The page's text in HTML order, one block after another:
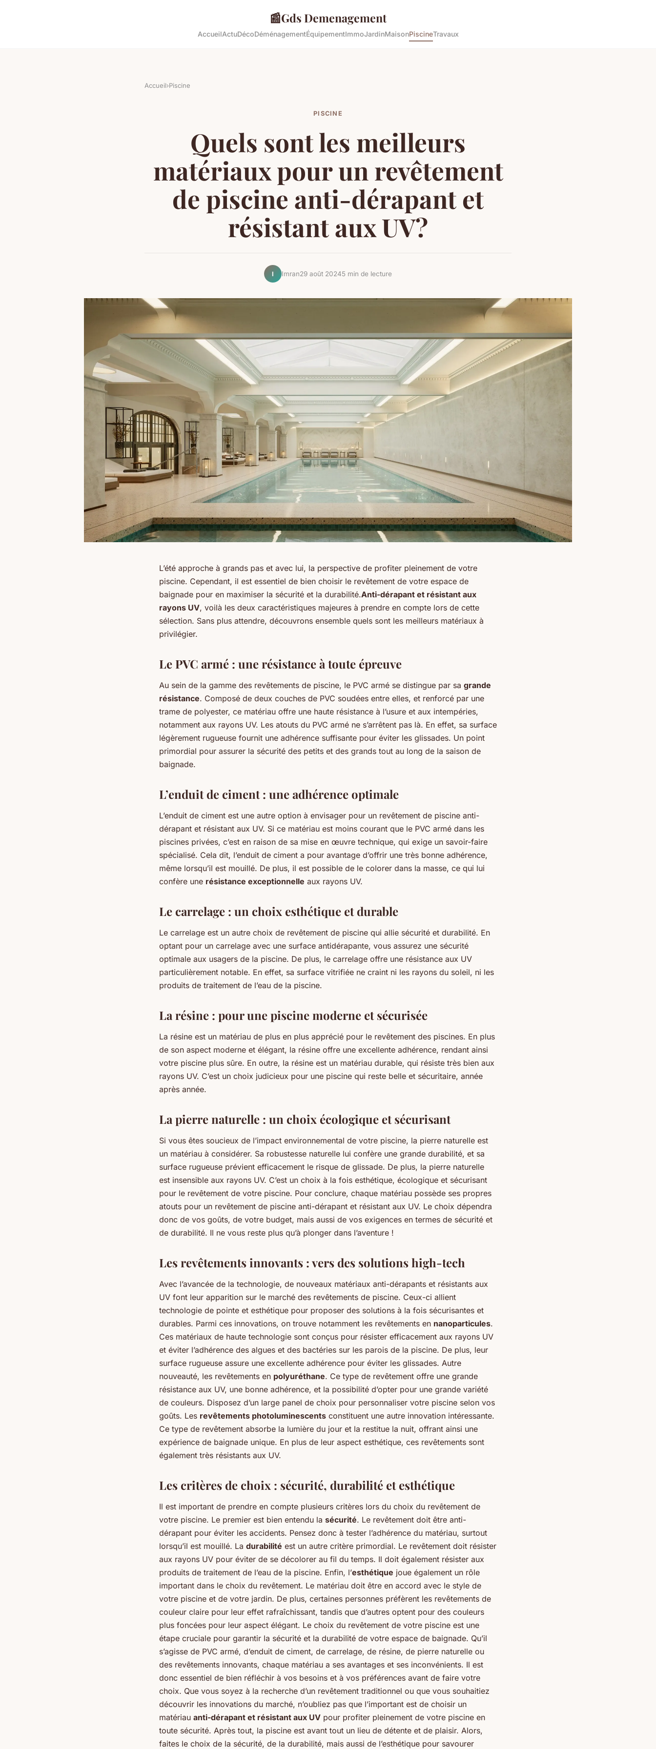
📰Gds Demenagement
AccueilActuDécoDéménagementÉquipementImmoJardinMaisonPiscineTravaux
Accueil›Piscine
PISCINE
Quels sont les meilleurs
matériaux pour un revêtement
de piscine anti-dérapant et
résistant aux UV?
I Imran29 août 20245 min de lecture
L’été approche à grands pas et avec lui, la perspective de profiter pleinement de votre
piscine. Cependant, il est essentiel de bien choisir le revêtement de votre espace de
baignade pour en maximiser la sécurité et la durabilité.Anti-dérapant et résistant aux
rayons UV, voilà les deux caractéristiques majeures à prendre en compte lors de cette
sélection. Sans plus attendre, découvrons ensemble quels sont les meilleurs matériaux à
privilégier.
Le PVC armé : une résistance à toute épreuve
Au sein de la gamme des revêtements de piscine, le PVC armé se distingue par sa grande
résistance. Composé de deux couches de PVC soudées entre elles, et renforcé par une
trame de polyester, ce matériau offre une haute résistance à l’usure et aux intempéries,
notamment aux rayons UV. Les atouts du PVC armé ne s’arrêtent pas là. En effet, sa surface
légèrement rugueuse fournit une adhérence suffisante pour éviter les glissades. Un point
primordial pour assurer la sécurité des petits et des grands tout au long de la saison de
baignade.
L’enduit de ciment : une adhérence optimale
L’enduit de ciment est une autre option à envisager pour un revêtement de piscine anti-
dérapant et résistant aux UV. Si ce matériau est moins courant que le PVC armé dans les
piscines privées, c’est en raison de sa mise en œuvre technique, qui exige un savoir-faire
spécialisé. Cela dit, l’enduit de ciment a pour avantage d’offrir une très bonne adhérence,
même lorsqu’il est mouillé. De plus, il est possible de le colorer dans la masse, ce qui lui
confère une résistance exceptionnelle aux rayons UV.
Le carrelage : un choix esthétique et durable
Le carrelage est un autre choix de revêtement de piscine qui allie sécurité et durabilité. En
optant pour un carrelage avec une surface antidérapante, vous assurez une sécurité
optimale aux usagers de la piscine. De plus, le carrelage offre une résistance aux UV
particulièrement notable. En effet, sa surface vitrifiée ne craint ni les rayons du soleil, ni les
produits de traitement de l’eau de la piscine.
La résine : pour une piscine moderne et sécurisée
La résine est un matériau de plus en plus apprécié pour le revêtement des piscines. En plus
de son aspect moderne et élégant, la résine offre une excellente adhérence, rendant ainsi
votre piscine plus sûre. En outre, la résine est un matériau durable, qui résiste très bien aux
rayons UV. C’est un choix judicieux pour une piscine qui reste belle et sécuritaire, année
après année.
La pierre naturelle : un choix écologique et sécurisant
Si vous êtes soucieux de l’impact environnemental de votre piscine, la pierre naturelle est
un matériau à considérer. Sa robustesse naturelle lui confère une grande durabilité, et sa
surface rugueuse prévient efficacement le risque de glissade. De plus, la pierre naturelle
est insensible aux rayons UV. C’est un choix à la fois esthétique, écologique et sécurisant
pour le revêtement de votre piscine. Pour conclure, chaque matériau possède ses propres
atouts pour un revêtement de piscine anti-dérapant et résistant aux UV. Le choix dépendra
donc de vos goûts, de votre budget, mais aussi de vos exigences en termes de sécurité et
de durabilité. Il ne vous reste plus qu’à plonger dans l’aventure !
Les revêtements innovants : vers des solutions high-tech
Avec l’avancée de la technologie, de nouveaux matériaux anti-dérapants et résistants aux
UV font leur apparition sur le marché des revêtements de piscine. Ceux-ci allient
technologie de pointe et esthétique pour proposer des solutions à la fois sécurisantes et
durables. Parmi ces innovations, on trouve notamment les revêtements en nanoparticules.
Ces matériaux de haute technologie sont conçus pour résister efficacement aux rayons UV
et éviter l’adhérence des algues et des bactéries sur les parois de la piscine. De plus, leur
surface rugueuse assure une excellente adhérence pour éviter les glissades. Autre
nouveauté, les revêtements en polyuréthane. Ce type de revêtement offre une grande
résistance aux UV, une bonne adhérence, et la possibilité d’opter pour une grande variété
de couleurs. Disposez d’un large panel de choix pour personnaliser votre piscine selon vos
goûts. Les revêtements photoluminescents constituent une autre innovation intéressante.
Ce type de revêtement absorbe la lumière du jour et la restitue la nuit, offrant ainsi une
expérience de baignade unique. En plus de leur aspect esthétique, ces revêtements sont
également très résistants aux UV.
Les critères de choix : sécurité, durabilité et esthétique
Il est important de prendre en compte plusieurs critères lors du choix du revêtement de
votre piscine. Le premier est bien entendu la sécurité. Le revêtement doit être anti-
dérapant pour éviter les accidents. Pensez donc à tester l’adhérence du matériau, surtout
lorsqu’il est mouillé. La durabilité est un autre critère primordial. Le revêtement doit résister
aux rayons UV pour éviter de se décolorer au fil du temps. Il doit également résister aux
produits de traitement de l’eau de la piscine. Enfin, l’esthétique joue également un rôle
important dans le choix du revêtement. Le matériau doit être en accord avec le style de
votre piscine et de votre jardin. De plus, certaines personnes préfèrent les revêtements de
couleur claire pour leur effet rafraîchissant, tandis que d’autres optent pour des couleurs
plus foncées pour leur aspect élégant. Le choix du revêtement de votre piscine est une
étape cruciale pour garantir la sécurité et la durabilité de votre espace de baignade. Qu’il
s’agisse de PVC armé, d’enduit de ciment, de carrelage, de résine, de pierre naturelle ou
des revêtements innovants, chaque matériau a ses avantages et ses inconvénients. Il est
donc essentiel de bien réfléchir à vos besoins et à vos préférences avant de faire votre
choix. Que vous soyez à la recherche d’un revêtement traditionnel ou que vous souhaitiez
découvrir les innovations du marché, n’oubliez pas que l’important est de choisir un
matériau anti-dérapant et résistant aux UV pour profiter pleinement de votre piscine en
toute sécurité. Après tout, la piscine est avant tout un lieu de détente et de plaisir. Alors,
faites le choix de la sécurité, de la durabilité, mais aussi de l’esthétique pour savourer